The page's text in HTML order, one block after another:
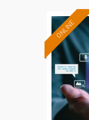
ONLINE
-